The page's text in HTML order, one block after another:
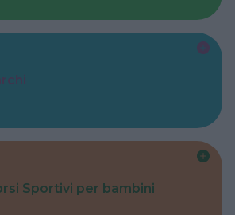
Sportivi per bambini